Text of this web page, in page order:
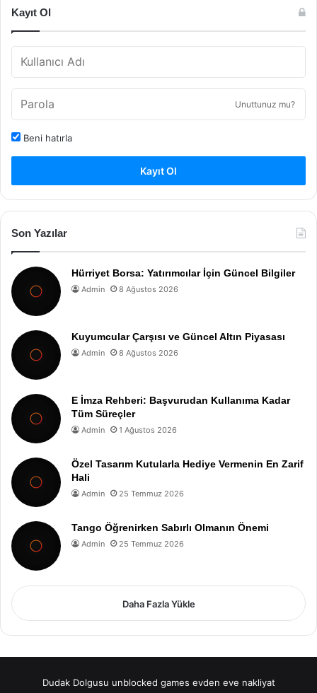
Kayıt Ol
Unuttunuz mu?
Beni hatırla
Kayıt Ol
Son Yazılar
Hürriyet Borsa: Yatırımcılar İçin Güncel Bilgiler
Admin 8 Ağustos 2026
Kuyumcular Çarşısı ve Güncel Altın Piyasası
Admin 8 Ağustos 2026
E İmza Rehberi: Başvurudan Kullanıma Kadar
Tüm Süreçler
Admin 1 Ağustos 2026
Özel Tasarım Kutularla Hediye Vermenin En Zarif
Hali
Admin 25 Temmuz 2026
Tango Öğrenirken Sabırlı Olmanın Önemi
Admin 25 Temmuz 2026
Daha Fazla Yükle
Dudak Dolgusu unblocked games evden eve nakliyat